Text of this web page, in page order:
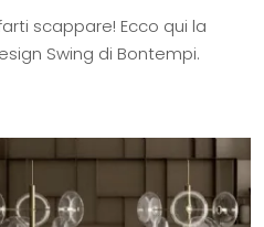
scappare! Ecco qui la
Swing di Bontempi.